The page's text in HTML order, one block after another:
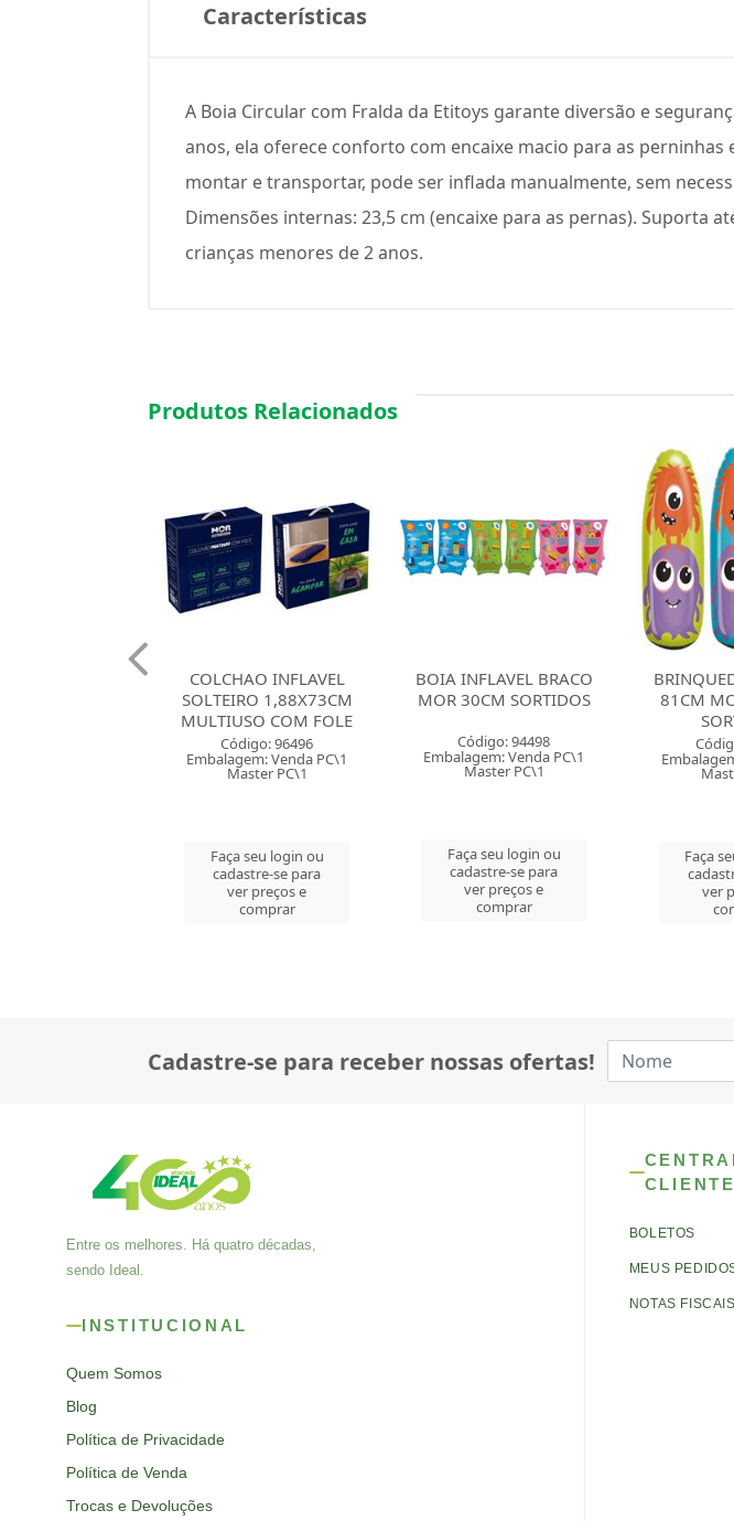
Características
A Boia Circular com Fralda da Etitoys garante diversão e
anos, ela oferece conforto com encaixe macio para as
montar e transportar, pode ser inflada manualmente, sem
Dimensões internas: 23,5 cm (encaixe para as pernas). Suporta
crianças menores de 2 anos.
Produtos Relacionados
BOIA INFLAVEL BRACO
MOR 30CM SORTIDOS
Código: 94498
Embalagem: Venda PC\1
Master PC\1
Faça seu login ou
cadastre-se para
ver preços e
comprar
BRINQUEDO TEIMOSO
81CM MOR ANIMAIS
Código: 79453
Embalagem: Venda PC\1
Master PC\1
Faça seu login ou
cadastre-se para
ver preços e
comprar
BOIA
NEON
Faça
ver
Cadastre-se para receber nossas ofertas!
Entre os melhores. Há quatro décadas,
sendo Ideal.
INSTITUCIONAL
Quem Somos
Blog
Política de Privacidade
Política de Venda
Trocas e Devoluções
CLIENTE
BOLETOS
MEUS
NOTAS FISCAIS